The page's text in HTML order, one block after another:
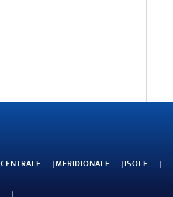
CENTRALE MERIDIONALE
ISOLE